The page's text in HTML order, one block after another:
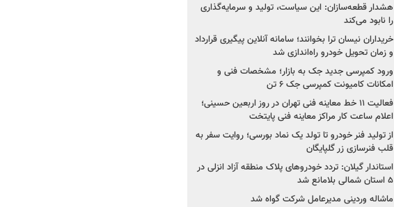
هشدار قطعه‌سازان: این سیاست، تولید و سرمایه‌گذاری
را نابود می‌کند
خریداران نیسان ترا بخوانند؛ سامانه آنلاین پیگیری قرارداد
و زمان تحویل خودرو راه‌اندازی شد
ورود کمپرسی جدید جک به بازار؛ مشخصات فنی و
امکانات کامیونت کمپرسی جک ۶ تن
فعالیت ۱۱ خط معاینه فنی تهران در روز اربعین حسینی؛
اعلام ساعت کار مراکز معاینه فنی پایتخت
از تولید فنر خودرو تا تولد یک نماد بورسی؛ روایت سفر به
قلب فنرسازی زر گلپایگان
استاندار گیلان: تردد خودروهای پلاک منطقه آزاد انزلی در
۵ استان شمالی بلامانع شد
ماشاله وردینی مدیرعامل شرکت گواه شد